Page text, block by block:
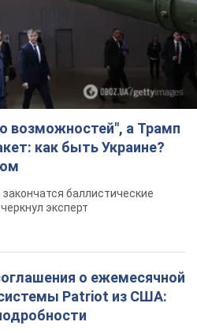
возможностей", а Трамп
как быть Украине?
баллистические
эксперт
о ежемесячной
Patriot из США: